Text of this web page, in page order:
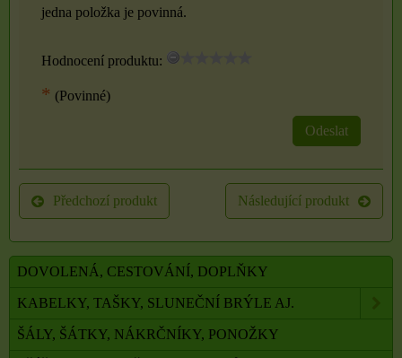
jedna položka je povinná.
Hodnocení produktu:
* (Povinné)
Odeslat
Předchozí produkt Následující produkt
DOVOLENÁ, CESTOVÁNÍ, DOPLŇKY
KABELKY, TAŠKY, SLUNEČNÍ BRÝLE AJ.
ŠÁLY, ŠÁTKY, NÁKRČNÍKY, PONOŽKY